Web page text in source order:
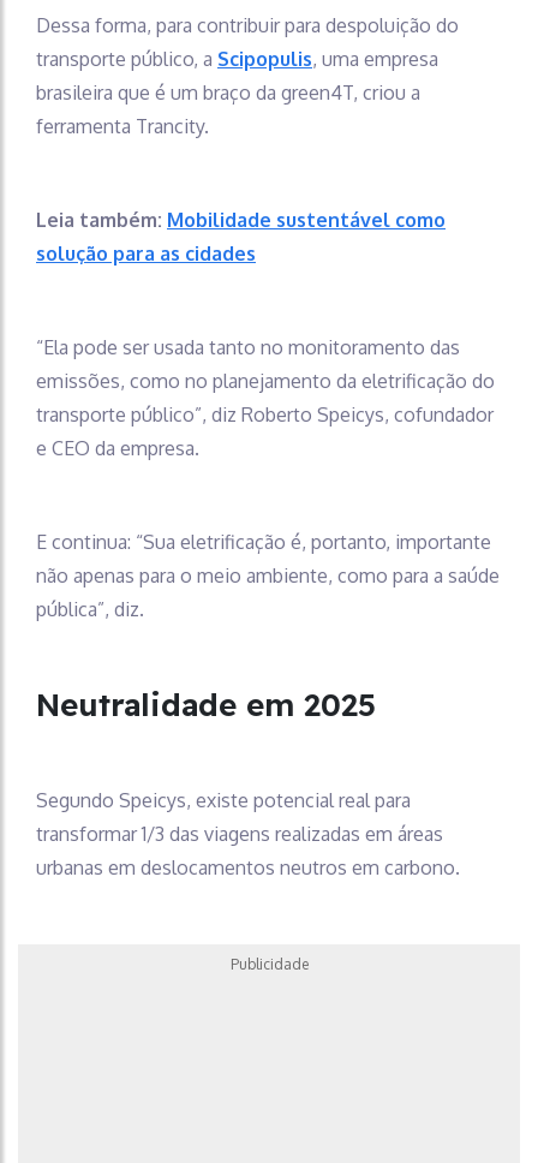
Dessa forma, para contribuir para despoluição do
transporte público, a Scipopulis, uma empresa
brasileira que é um braço da green4T, criou a
ferramenta Trancity.
Leia também: Mobilidade sustentável como
solução para as cidades
“Ela pode ser usada tanto no monitoramento das
emissões, como no planejamento da eletrificação do
transporte público”, diz Roberto Speicys, cofundador
e CEO da empresa.
E continua: “Sua eletrificação é, portanto, importante
não apenas para o meio ambiente, como para a saúde
pública”, diz.
Neutralidade em 2025
Segundo Speicys, existe potencial real para
transformar 1/3 das viagens realizadas em áreas
urbanas em deslocamentos neutros em carbono.
Publicidade